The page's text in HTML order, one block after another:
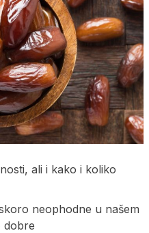
ali i kako i koliko
neophodne u našem
dobre